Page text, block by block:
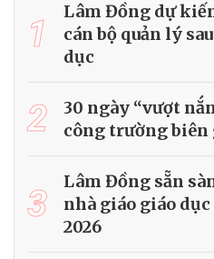
1
Lâm Đồng dự
cán bộ quản lý
dục
2
30 ngày “vượt
công trường
3
Lâm Đồng sẵn
nhà giáo giáo
2026